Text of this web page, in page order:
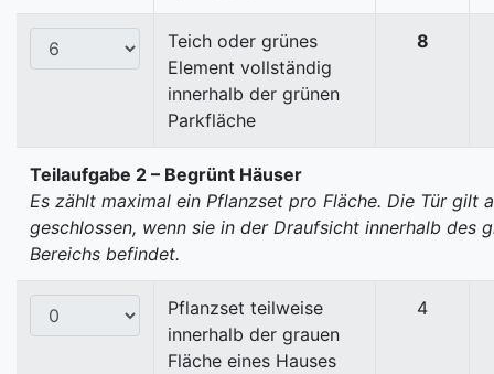
Teich oder grünes
Element vollständig
innerhalb der grünen
Parkfläche
8
Teilaufgabe 2 – Begrünt Häuser
Es zählt maximal ein Pflanzset pro Fläche. Die Tür gilt
geschlossen, wenn sie in der Draufsicht innerhalb des
Bereichs befindet.
Pflanzset teilweise
innerhalb der grauen
Fläche eines Hauses
4